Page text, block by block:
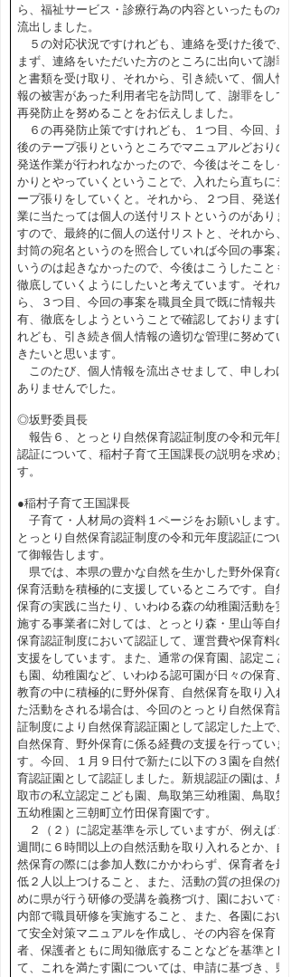
ら、福祉サービス・診療行為の内容といったものが
流出しました。
５の対応状況ですけれども、連絡を受けた後で、
まず、連絡をいただいた方のところに出向いて謝罪
と書類を受け取り、それから、引き続いて、個人情
報の被害があった利用者宅を訪問して、謝罪をして
再発防止を努めることをお伝えしました。
６の再発防止策ですけれども、１つ目、今回、最
後のテープ張りというところでマニュアルどおりの
発送作業が行われなかったので、今後はそこをしっ
かりとやっていくということで、入れたら直ちにテ
ープ張りをしていくと。それから、２つ目、発送作
業に当たっては個人の送付リストというのがありま
すので、最終的に個人の送付リストと、それから、
封筒の宛名というのを照合していれば今回の事案と
いうのは起きなかったので、今後はこうしたことも
徹底していくようにしたいと考えています。それか
ら、３つ目、今回の事案を職員全員で既に情報共
有、徹底をしようということで確認しておりますけ
れども、引き続き個人情報の適切な管理に努めてい
きたいと思います。
このたび、個人情報を流出させまして、申しわけ
ありませんでした。
◎坂野委員長
報告６、とっとり自然保育認証制度の令和元年度
認証について、稲村子育て王国課長の説明を求めま
す。
●稲村子育て王国課長
子育て・人材局の資料１ページをお願いします。
とっとり自然保育認証制度の令和元年度認証につい
て御報告します。
県では、本県の豊かな自然を生かした野外保育の
保育活動を積極的に支援しているところです。自然
保育の実践に当たり、いわゆる森の幼稚園活動を実
施する事業者に対しては、とっとり森・里山等自然
保育認証制度において認証して、運営費や保育料の
支援をしています。また、通常の保育園、認定こど
も園、幼稚園など、いわゆる認可園が日々の保育、
教育の中に積極的に野外保育、自然保育を取り入れ
た活動をされる場合は、今回のとっとり自然保育認
証制度により自然保育認証園として認定した上で、
自然保育、野外保育に係る経費の支援を行っていま
す。今回、１月９日付で新たに以下の３園を自然保
育認証園として認証しました。新規認証の園は、鳥
取市の私立認定こども園、鳥取第三幼稚園、鳥取第
五幼稚園と三朝町立竹田保育園です。
２（２）に認定基準を示していますが、例えば１
週間に６時間以上の自然活動を取り入れるとか、自
然保育の際には参加人数にかかわらず、保育者を最
低２人以上つけること、また、活動の質の担保のた
めに県が行う研修の受講を義務づけ、園においても
内部で職員研修を実施すること、また、各園におい
て安全対策マニュアルを作成し、その内容を保育
者、保護者ともに周知徹底することなどを基準とし
て、これを満たす園については、申請に基づき、県